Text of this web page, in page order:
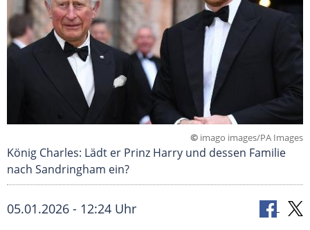
© imago images/PA Images
König Charles: Lädt er Prinz Harry und dessen Familie
nach Sandringham ein?
05.01.2026 - 12:24 Uhr